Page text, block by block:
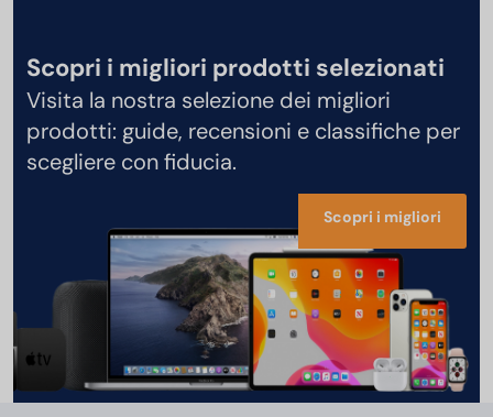
Scopri i migliori prodotti selezionati
Visita la nostra selezione dei migliori
prodotti: guide, recensioni e classifiche per
scegliere con fiducia.
Scopri i migliori